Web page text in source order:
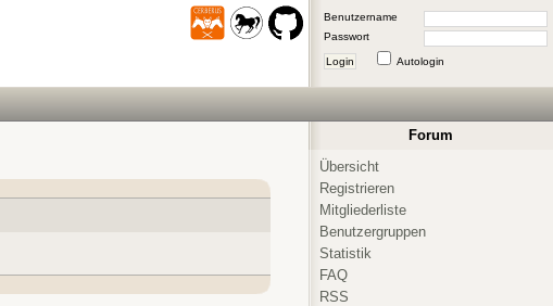
Benutzername
Passwort
Login Autologin
Forum
Übersicht
Registrieren
Mitgliederliste
Benutzergruppen
Statistik
FAQ
RSS